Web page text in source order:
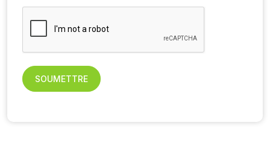
SOUMETTRE